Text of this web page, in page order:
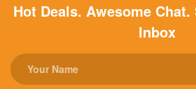
Hot Deals. Awesome
Inbox